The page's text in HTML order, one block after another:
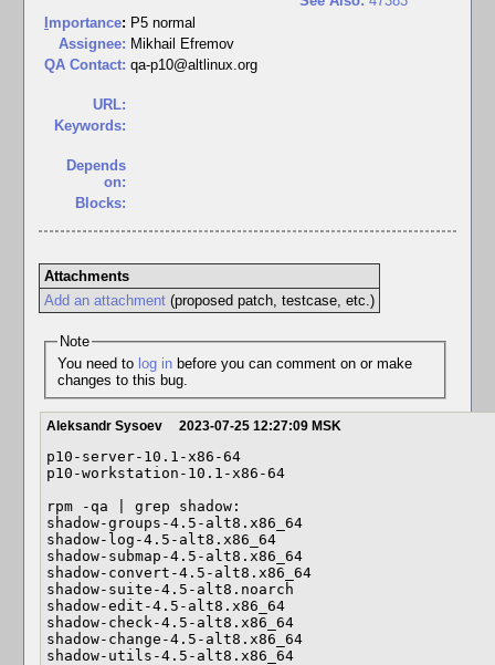
mportance: P5 normal
Assignee: Mikhail Efremov
QA Contact: qa-p10@altlinux.org
URL:
Keywords:
Depends
on:
Blocks:
Attachments
Add an attachment(proposed patch, testcase, etc.)
Note
You need to log inbefore you can comment on or make
changes to this bug.
Aleksandr Sysoev 2023-07-25 12:27:09 MSK
p10-server-10.1-x86-64
p10-workstation-10.1-x86-64
rpm -qa | grep shadow:
shadow-groups-4.5-alt8.x86_64
shadow-log-4.5-alt8.x86_64
shadow-submap-4.5-alt8.x86_64
shadow-convert-4.5-alt8.x86_64
shadow-suite-4.5-alt8.noarch
shadow-edit-4.5-alt8.x86_64
shadow-check-4.5-alt8.x86_64
shadow-change-4.5-alt8.x86_64
shadow-utils-4.5-alt8.x86_64